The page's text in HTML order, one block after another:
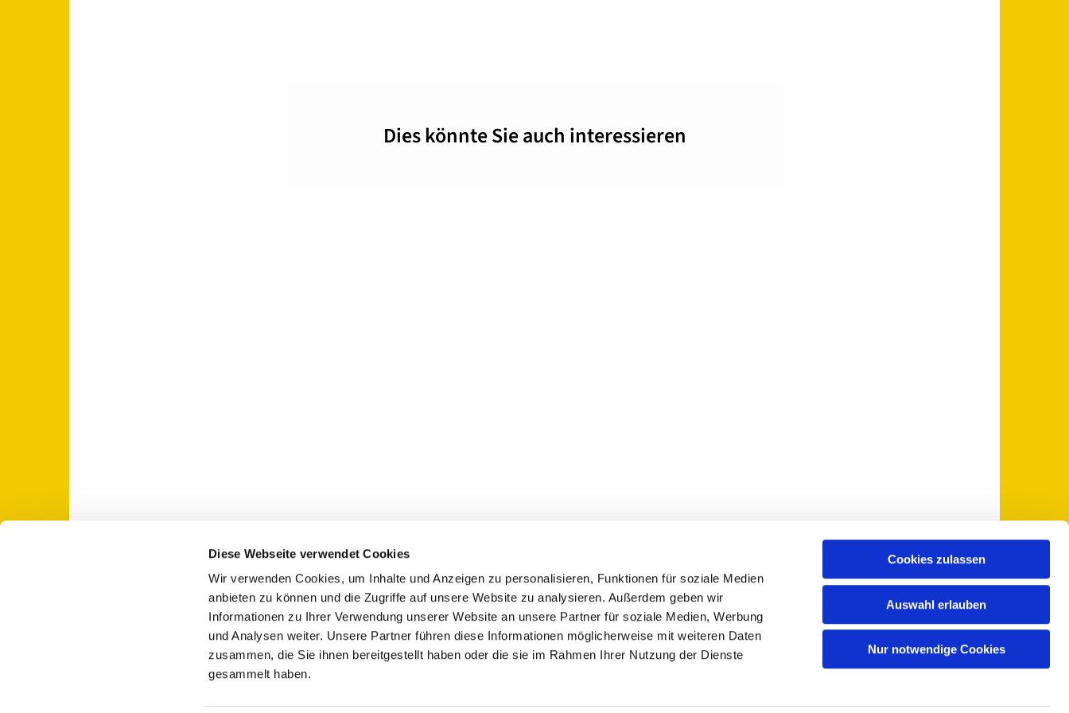
Diese Webseite verwendet Cookies
Wir verwenden Cookies, um Inhalte und Anzeigen zu personalisieren, Funktionen für soziale Medien
anbieten zu können und die Zugriffe auf unsere Website zu analysieren. Außerdem geben wir
Informationen zu Ihrer Verwendung unserer Website an unsere Partner für soziale Medien, Werbung
und Analysen weiter. Unsere Partner führen diese Informationen möglicherweise mit weiteren Daten
zusammen, die Sie ihnen bereitgestellt haben oder die sie im Rahmen Ihrer Nutzung der Dienste
gesammelt haben.
Cookies zulassen
Auswahl erlauben
Nur notwendige Cookies
Dies könnte Sie auch interessieren
St. Otto: Katholische Kirche Usedom-Anklam-Greifswald · Bahnhofstr. 15, 17489 Greifswald+49 3834 5735-0
pfarramt@sankt-otto.de
Kontaktinformationen
Impressum
Hinweisgebersystem